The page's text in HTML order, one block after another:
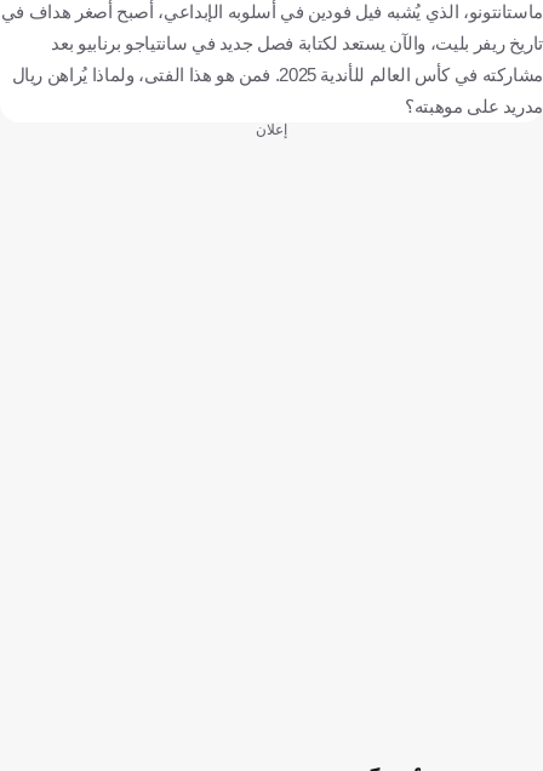
ماستانتونو، الذي يُشبه فيل فودين في أسلوبه الإبداعي، أصبح أصغر هداف في
تاريخ ريفر بليت، والآن يستعد لكتابة فصل جديد في سانتياجو برنابيو بعد
مشاركته في كأس العالم للأندية 2025. فمن هو هذا الفتى، ولماذا يُراهن ريال
مدريد على موهبته؟
إعلان